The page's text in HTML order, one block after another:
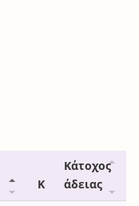
Κ
Κάτοχος
άδειας